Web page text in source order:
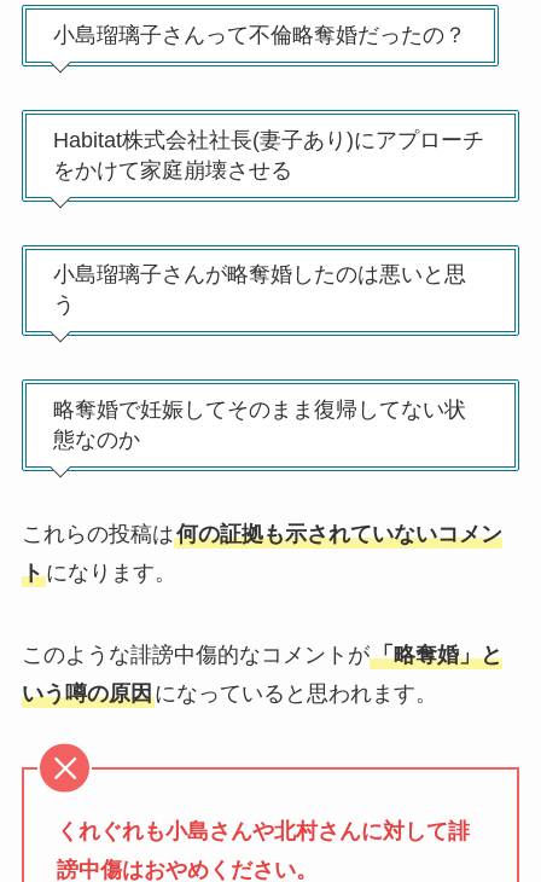
小島瑠璃子さんって不倫略奪婚だったの？
Habitat株式会社社長(妻子あり)にアプローチ
をかけて家庭崩壊させる
小島瑠璃子さんが略奪婚したのは悪いと思
う
略奪婚で妊娠してそのまま復帰してない状
態なのか
これらの投稿は何の証拠も示されていないコメン
トになります。
このような誹謗中傷的なコメントが「略奪婚」と
いう噂の原因になっていると思われます。
くれぐれも小島さんや北村さんに対して誹
謗中傷はおやめください。